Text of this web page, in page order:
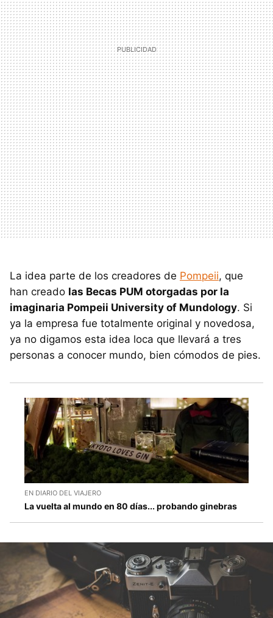
La idea parte de los creadores de Pompeii, que
han creado las Becas PUM otorgadas por la
imaginaria Pompeii University of Mundology. Si
ya la empresa fue totalmente original y novedosa,
ya no digamos esta idea loca que llevará a tres
personas a conocer mundo, bien cómodos de pies.
EN DIARIO DEL VIAJERO
La vuelta al mundo en 80 días... probando ginebras